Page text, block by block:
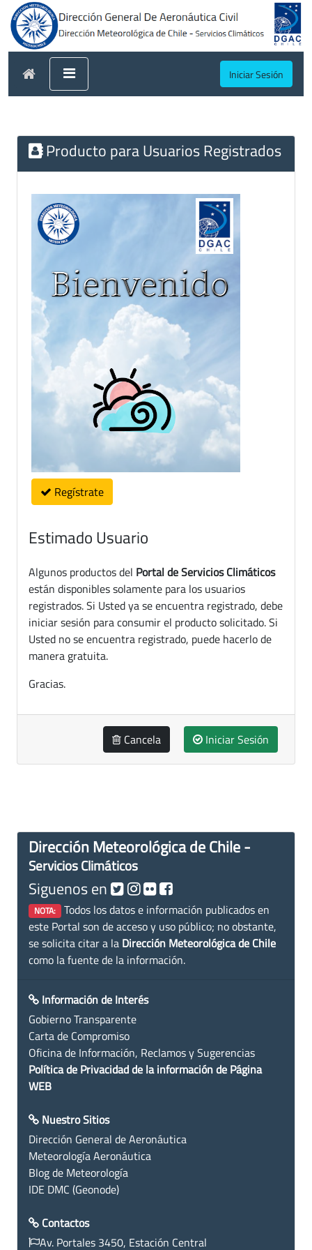
Iniciar Sesión
Producto para Usuarios Registrados
Regístrate
Estimado Usuario
Algunos productos del Portal de Servicios Climáticos
están disponibles solamente para los usuarios
registrados. Si Usted ya se encuentra registrado, debe
iniciar sesión para consumir el producto solicitado. Si
Usted no se encuentra registrado, puede hacerlo de
manera gratuita.
Gracias.
Cancela Iniciar Sesión
Dirección Meteorológica de Chile -
Servicios Climáticos
Siguenos en
NOTA: Todos los datos e información publicados en
este Portal son de acceso y uso público; no obstante,
se solicita citar a la Dirección Meteorológica de Chile
como la fuente de la información.
Información de Interés
Gobierno Transparente
Carta de Compromiso
Oficina de Información, Reclamos y Sugerencias
Política de Privacidad de la información de Página
WEB
Nuestro Sitios
Dirección General de Aeronáutica
Meteorología Aeronáutica
Blog de Meteorología
IDE DMC (Geonode)
Contactos
Av. Portales 3450, Estación Central